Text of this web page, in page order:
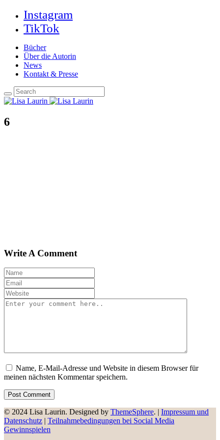
Instagram
TikTok
Bücher
Über die Autorin
News
Kontakt & Presse
6
Write A Comment
Name, E-Mail-Adresse und Website in diesem Browser für
meinen nächsten Kommentar speichern.
© 2024 Lisa Laurin. Designed by ThemeSphere. | Impressum und
Datenschutz | Teilnahmebedingungen bei Social Media
Gewinnspielen